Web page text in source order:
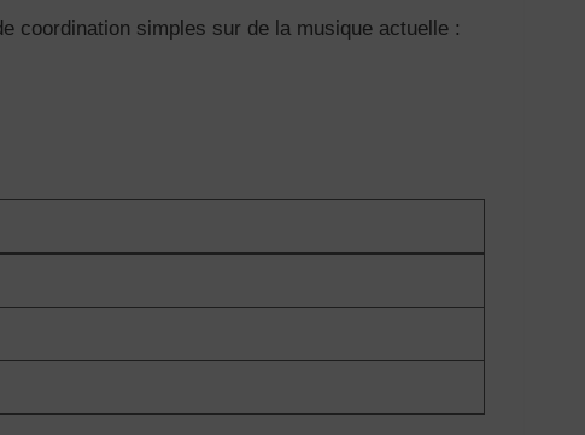
coordination simples sur de la musique actuelle :